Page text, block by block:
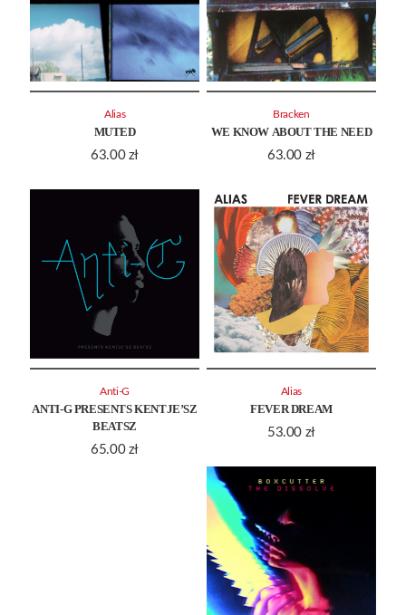
MUTED
63.00 zł
Alias
WE KNOW ABOUT THE NEED
63.00 zł
Bracken
ANTI-G PRESENTS KENTJE’SZ
BEATSZ
65.00 zł
Anti-G
FEVER DREAM
53.00 zł
Alias